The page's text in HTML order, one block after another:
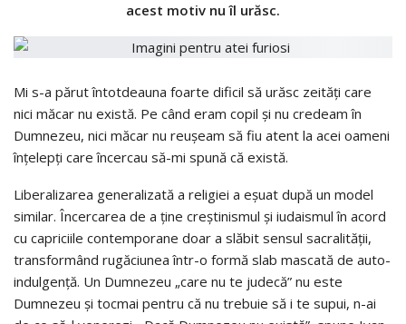
acest motiv nu îl urăsc.
Mi s-a părut întotdeauna foarte dificil să urăsc zeități care
nici măcar nu există. Pe când eram copil și nu credeam în
Dumnezeu, nici măcar nu reușeam să fiu atent la acei oameni
înțelepți care încercau să-mi spună că există.
Liberalizarea generalizată a religiei a eșuat după un model
similar. Încercarea de a ține creștinismul și iudaismul în acord
cu capriciile contemporane doar a slăbit sensul sacralității,
transformând rugăciunea într-o formă slab mascată de auto-
indulgență. Un Dumnezeu „care nu te judecă” nu este
Dumnezeu și tocmai pentru că nu trebuie să i te supui, n-ai